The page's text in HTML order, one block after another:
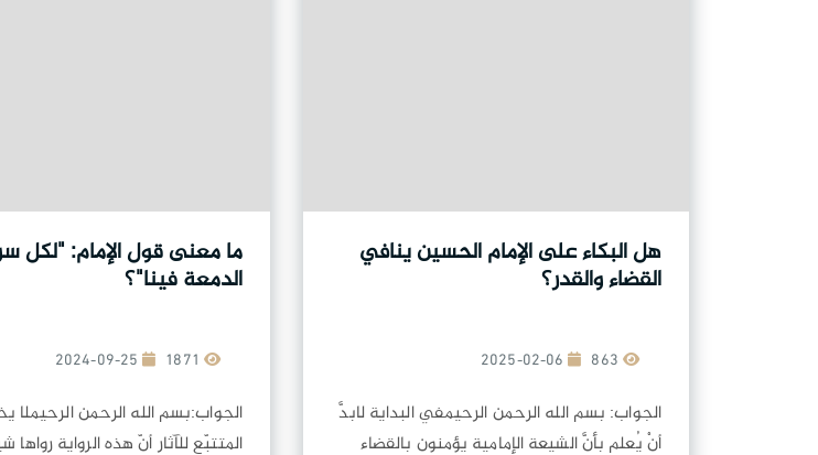
هل البكاء على الإمام الحسين ينافي
القضاء والقدر؟
2025-02-06
الجواب: بسم الله الرحمن الرحيمفي البداية لابدَّ
أنْ يُعلم بأنَّ الشيعة الإمامية يؤمنون بالقضاء
ما معنى قول الإمام: "لكل
الدمعة فينا"؟
2024-09-25
الجواب:بسم الله الرحمن
المتتبّع للآثار أنّ هذه الرواية